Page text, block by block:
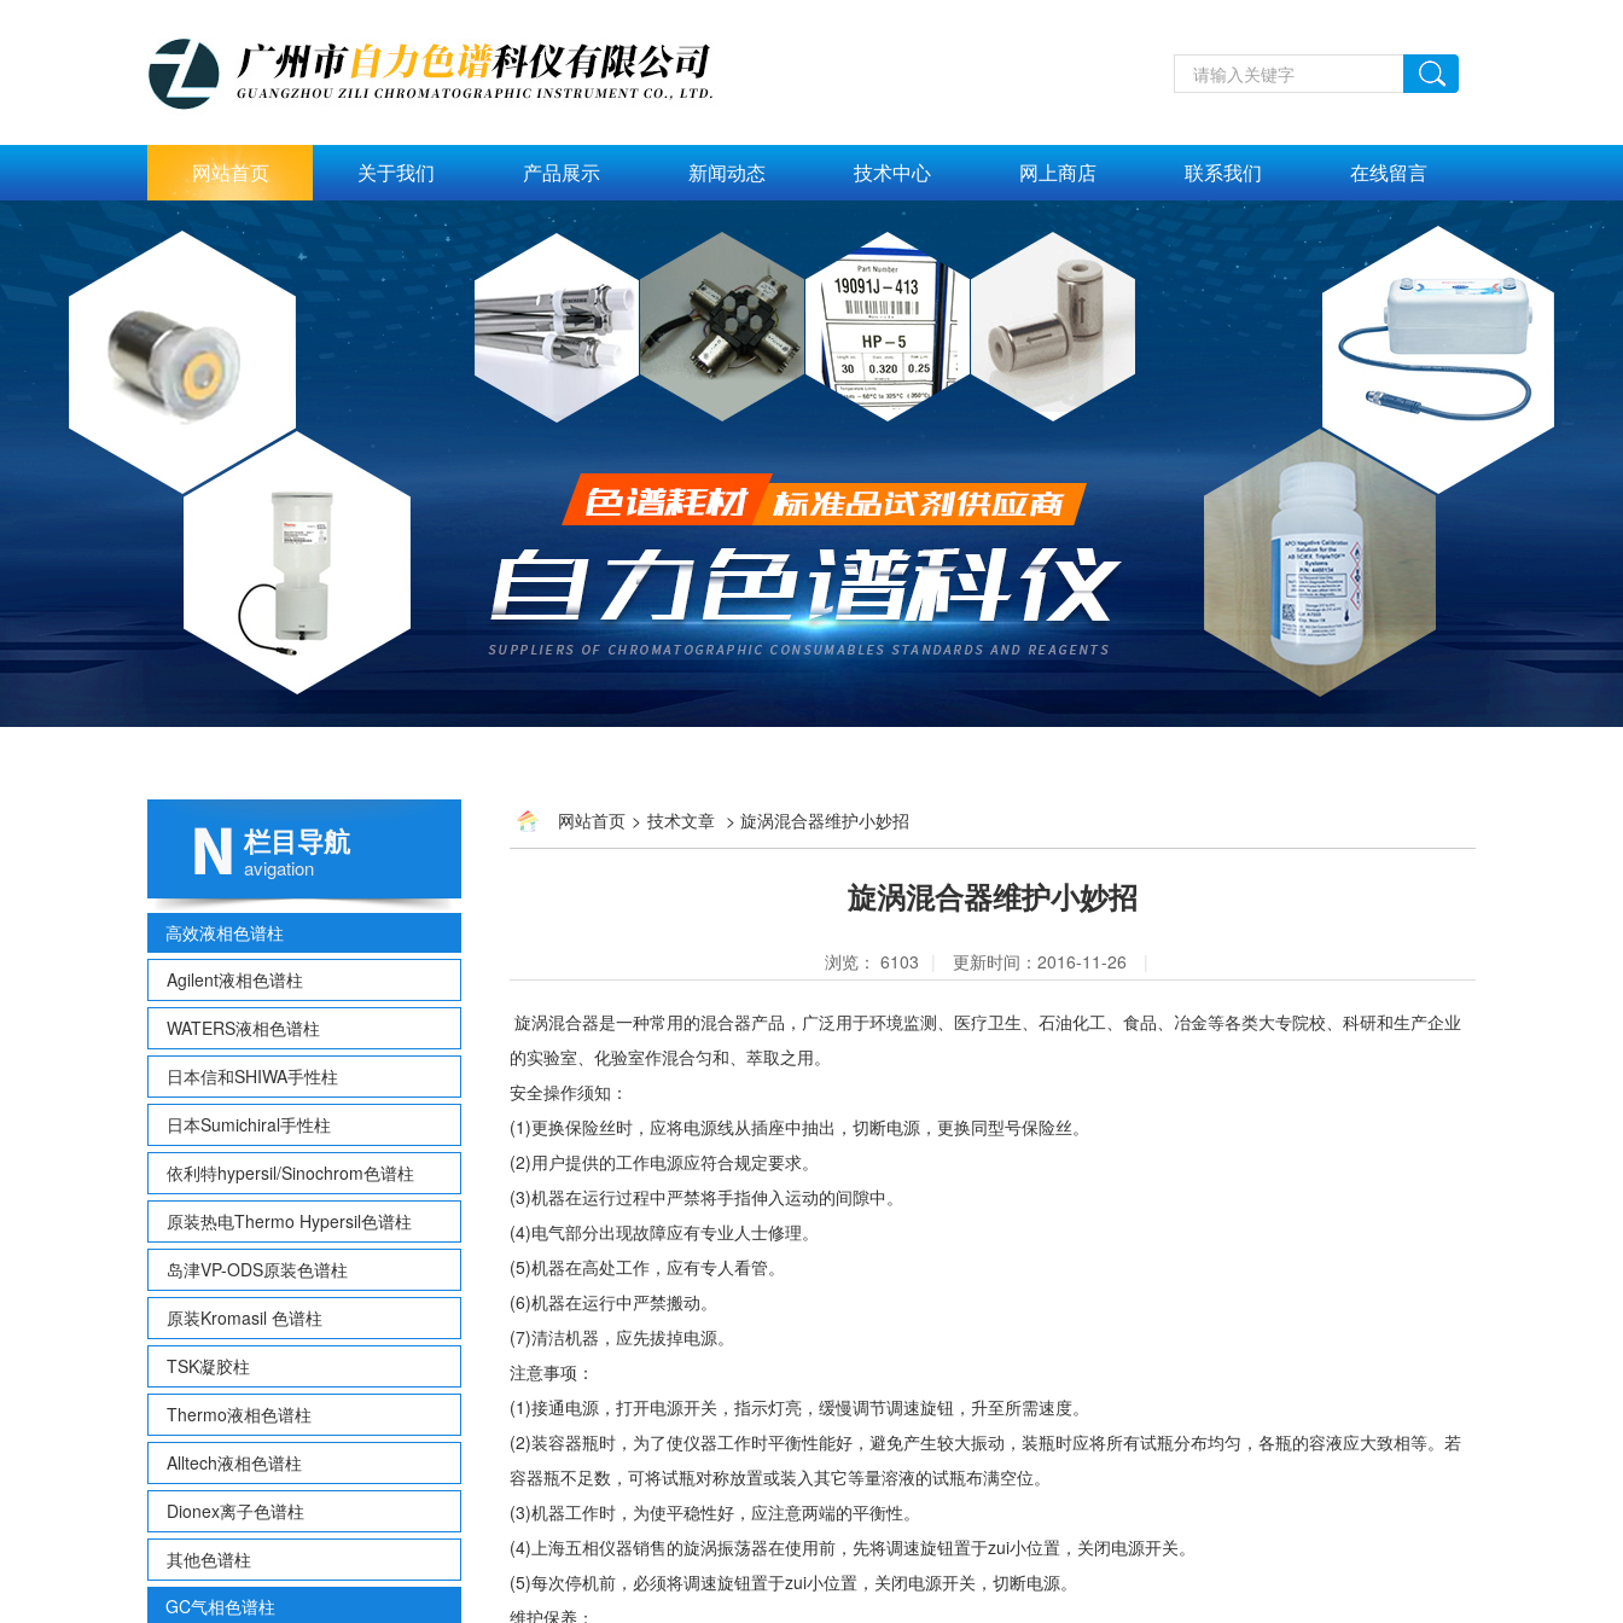
网站首页 关于我们 产品展示 新闻动态 技术中心 网上商店 联系我们 在线留言
栏目导航
avigation
高效液相色谱柱
Agilent液相色谱柱
WATERS液相色谱柱
日本信和SHIWA手性柱
日本Sumichiral手性柱
依利特hypersil/Sinochrom色谱柱
原装热电Thermo Hypersil色谱柱
岛津VP-ODS原装色谱柱
原装Kromasil 色谱柱
TSK凝胶柱
Thermo液相色谱柱
Alltech液相色谱柱
Dionex离子色谱柱
其他色谱柱
GC气相色谱柱
网站首页 > 技术文章 > 旋涡混合器维护小妙招
旋涡混合器维护小妙招
浏览： 6103 更新时间：2016-11-26
旋涡混合器是一种常用的混合器产品，广泛用于环境监测、医疗卫生、石油化工、食品、冶金等各类大专院校、科研和生产企业
的实验室、化验室作混合匀和、萃取之用。
安全操作须知：
(1)更换保险丝时，应将电源线从插座中抽出，切断电源，更换同型号保险丝。
(2)用户提供的工作电源应符合规定要求。
(3)机器在运行过程中严禁将手指伸入运动的间隙中。
(4)电气部分出现故障应有专业人士修理。
(5)机器在高处工作，应有专人看管。
(6)机器在运行中严禁搬动。
(7)清洁机器，应先拔掉电源。
注意事项：
(1)接通电源，打开电源开关，指示灯亮，缓慢调节调速旋钮，升至所需速度。
(2)装容器瓶时，为了使仪器工作时平衡性能好，避免产生较大振动，装瓶时应将所有试瓶分布均匀，各瓶的容液应大致相等。若
容器瓶不足数，可将试瓶对称放置或装入其它等量溶液的试瓶布满空位。
(3)机器工作时，为使平稳性好，应注意两端的平衡性。
(4)上海五相仪器销售的旋涡振荡器在使用前，先将调速旋钮置于zui小位置，关闭电源开关。
(5)每次停机前，必须将调速旋钮置于zui小位置，关闭电源开关，切断电源。
维护保养：